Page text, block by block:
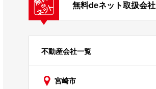
無料deネット取扱会社
不動産会社一覧
宮崎市